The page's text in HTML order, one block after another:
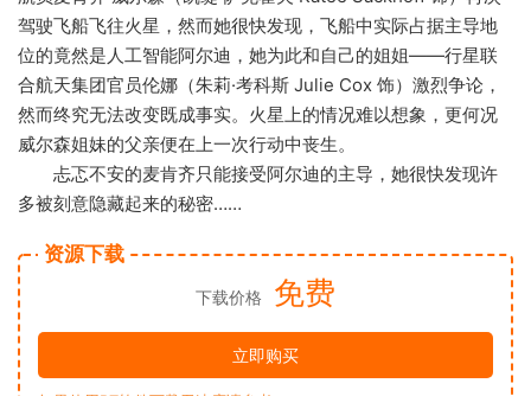
驾驶飞船飞往火星，然而她很快发现，飞船中实际占据主导地
位的竟然是人工智能阿尔迪，她为此和自己的姐姐——行星联
合航天集团官员伦娜（朱莉·考科斯 Julie Cox 饰）激烈争论，
然而终究无法改变既成事实。火星上的情况难以想象，更何况
威尔森姐妹的父亲便在上一次行动中丧生。
忐忑不安的麦肯齐只能接受阿尔迪的主导，她很快发现许
多被刻意隐藏起来的秘密……
资源下载
下载价格 免费
立即购买